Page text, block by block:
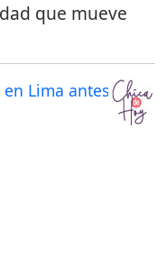
que mueve